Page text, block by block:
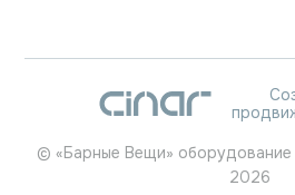
© «Барные Вещи»
2026